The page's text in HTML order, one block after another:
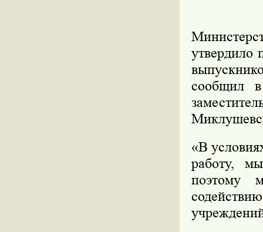
утвердило
сообщил
«В
работу,
поэтому